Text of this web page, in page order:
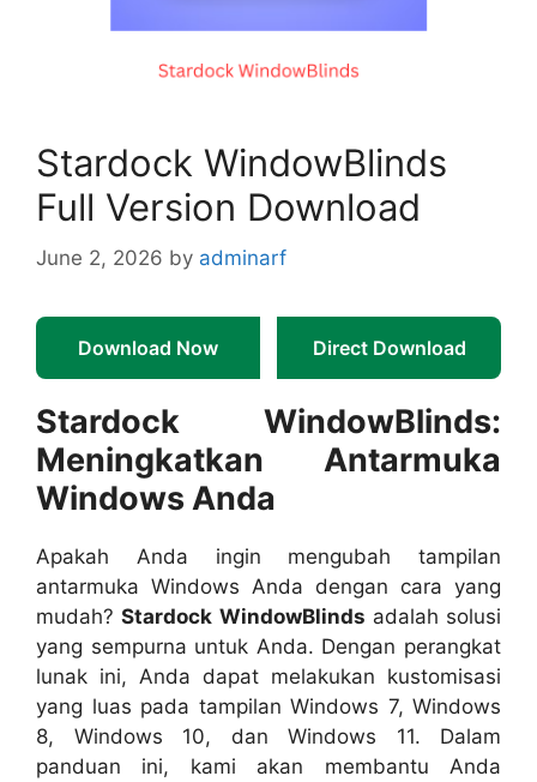
Stardock WindowBlinds
Full Version Download
June 2, 2026 by adminarf
Download Now Direct Download
Stardock WindowBlinds:
Meningkatkan Antarmuka
Windows Anda
Apakah Anda ingin mengubah tampilan
antarmuka Windows Anda dengan cara yang
mudah?Stardock WindowBlinds adalah solusi
yang sempurna untuk Anda. Dengan perangkat
lunak ini, Anda dapat melakukan kustomisasi
yang luas pada tampilan Windows 7, Windows
8, Windows 10, dan Windows 11. Dalam
panduan ini, kami akan membantu Anda